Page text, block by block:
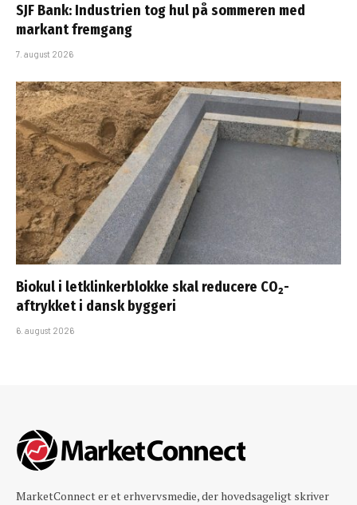
SJF Bank: Industrien tog hul på sommeren med
markant fremgang
7. august 2026
Biokul i letklinkerblokke skal reducere CO₂-
aftrykket i dansk byggeri
6. august 2026
MarketConnect er et erhvervsmedie, der hovedsageligt skriver